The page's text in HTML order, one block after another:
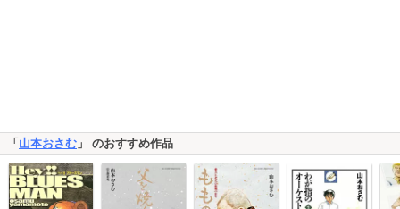
「 山本おさむ 」 のおすすめ作品